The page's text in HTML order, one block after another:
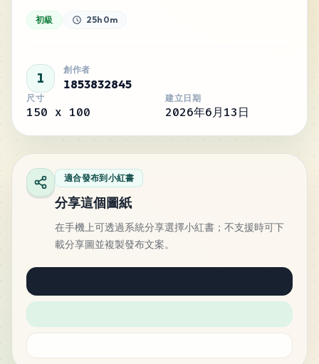
初級 25h 0m
1
創作者
1853832845
尺寸
150 x 100
建立日期
2026年6月13日
適合發布到小紅書
分享這個圖紙
在手機上可透過系統分享選擇小紅書；不支援時可下
載分享圖並複製發布文案。